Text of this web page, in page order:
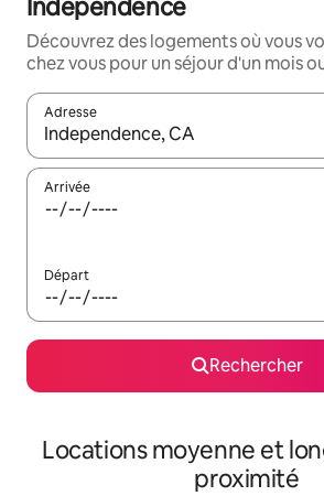
Independence
Découvrez des logements où vous
chez vous pour un séjour d'un mois
Adresse
Lorsque les résultats s'affichent,
Arrivée
Départ
Rechercher
Locations moyenne et
proximité